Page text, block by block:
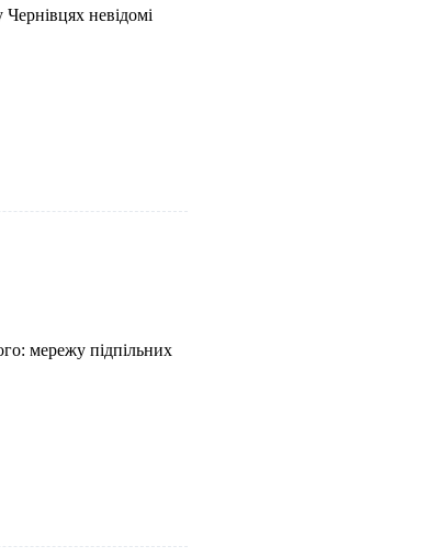
невідомі
мережу підпільних